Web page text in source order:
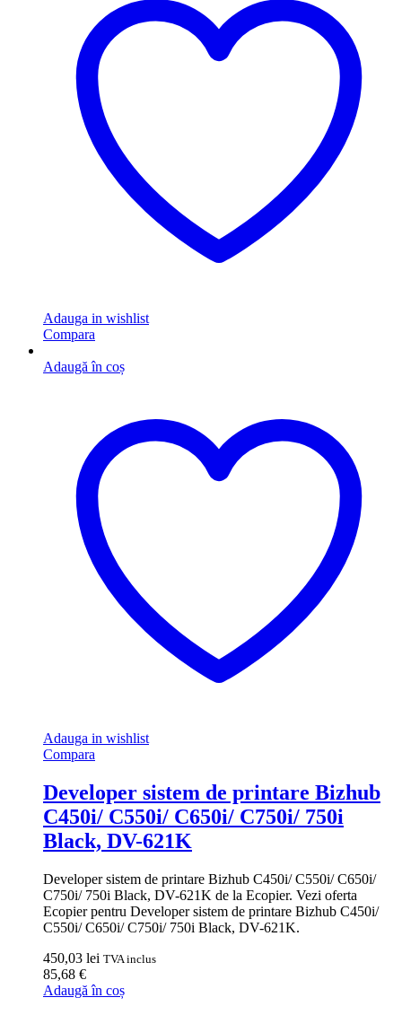
Adauga in wishlist
Compara
Adaugă în coș
Adauga in wishlist
Compara
Developer sistem de printare Bizhub
C450i/ C550i/ C650i/ C750i/ 750i
Black, DV-621K
Developer sistem de printare Bizhub C450i/ C550i/ C650i/
C750i/ 750i Black, DV-621K de la Ecopier. Vezi oferta
Ecopier pentru Developer sistem de printare Bizhub C450i/
C550i/ C650i/ C750i/ 750i Black, DV-621K.
450,03 lei TVA inclus
85,68 €
Adaugă în coș